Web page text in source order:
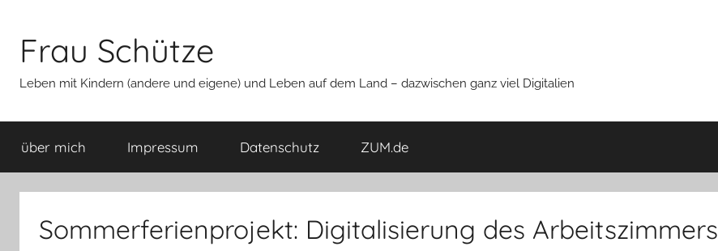
springen
Frau Schütze
Leben mit Kindern (andere und eigene) und Leben auf dem Land – dazwischen ganz viel Digitalien
über mich Impressum Datenschutz ZUM.de
Sommerferienprojekt: Digitalisierung des Arbeitszimmers